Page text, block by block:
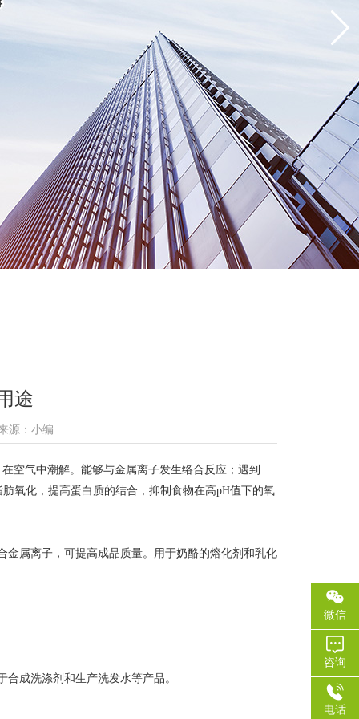
途
源：小编
空气中潮解。能够与金属离子发生络合反应；遇到
氧化，提高蛋白质的结合，抑制食物在高pH值下的氧
属离子，可提高成品质量。用于奶酪的熔化剂和乳化
成洗涤剂和生产洗发水等产品。
微信
咨询
电话